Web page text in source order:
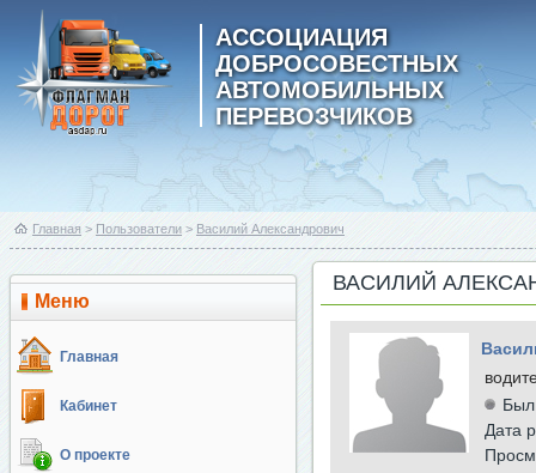
АССОЦИАЦИЯ
ДОБРОСОВЕСТНЫХ
АВТОМОБИЛЬНЫХ
ПЕРЕВОЗЧИКОВ
Главная > Пользователи > Василий Александрович
Меню
Главная
Кабинет
О проекте
ВАСИЛИЙ
Был
Дата